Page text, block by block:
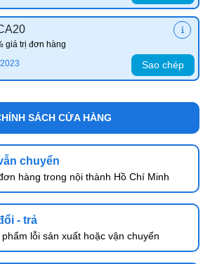
giá trị đơn hàng
Sao chép
SÁCH CỬA HÀNG
chuyển
hàng trong nội thành Hồ Chí Minh
- trả
lỗi sản xuất hoặc vận chuyển